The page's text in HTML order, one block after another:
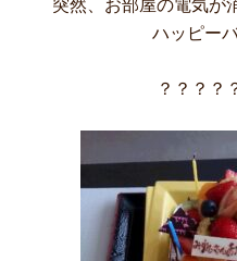
突然、お部屋の電気が
ハッピー
？？？？